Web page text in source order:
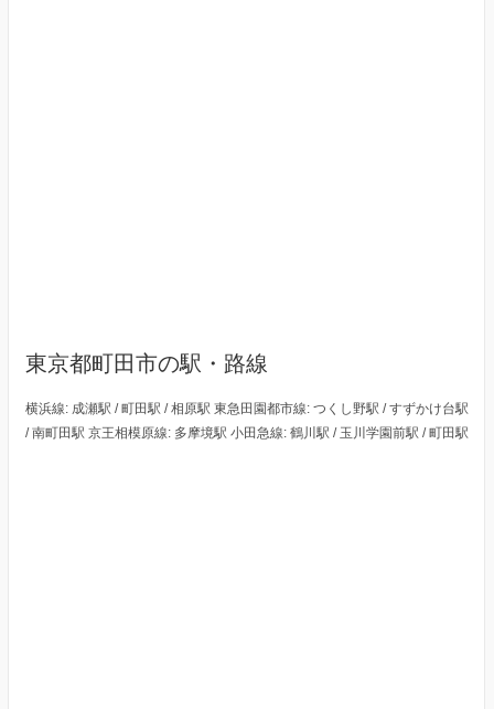
東京都町田市の駅・路線
横浜線: 成瀬駅 / 町田駅 / 相原駅 東急田園都市線: つくし野駅 / すずかけ台駅
/ 南町田駅 京王相模原線: 多摩境駅 小田急線: 鶴川駅 / 玉川学園前駅 / 町田駅